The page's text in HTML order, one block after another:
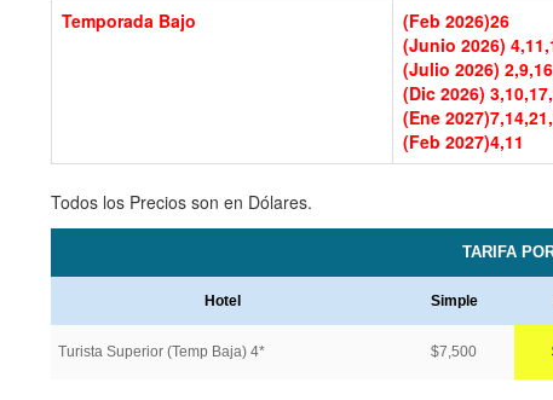
Temporada Bajo
(Feb 2026)26
(Junio 2026)
(Julio 2026)
(Dic 2026)
(Ene 2027)
(Feb 2027)4,11
Todos los Precios son en Dólares.